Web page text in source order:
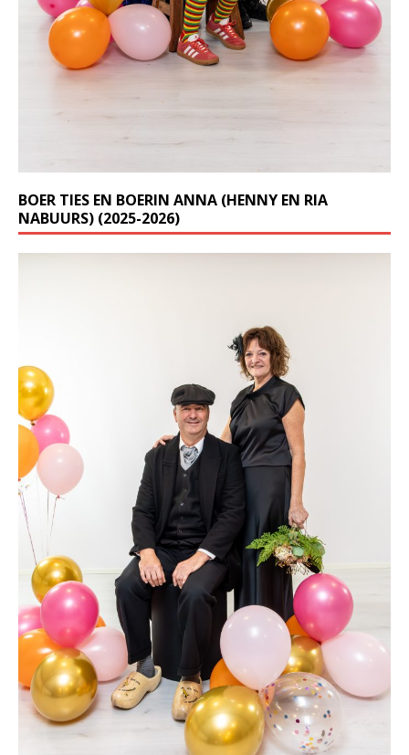
BOER TIES EN BOERIN ANNA (HENNY EN RIA
NABUURS) (2025-2026)